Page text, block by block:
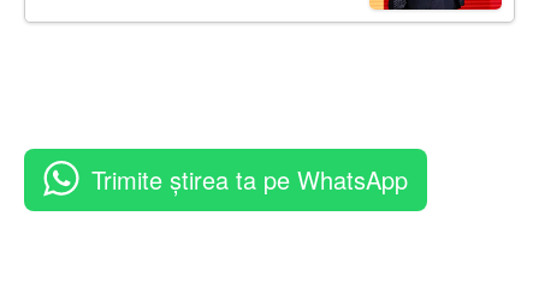
Trimite știrea ta pe WhatsApp